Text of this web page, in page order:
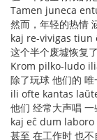
Tamen juneca
然而，年轻的热情
kaj re-vivigas
这个半个废墟恢复
Krom pilko-ludo
除了玩球 他们的 唯
ili ofte kantas
他们 经常大声唱
kaj eĉ dum
甚至 在工作时 也